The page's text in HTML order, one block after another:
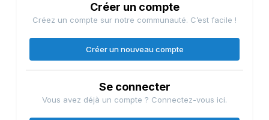
Créer un compte
Créez un compte sur notre communauté. C’est facile !
Créer un nouveau compte
Se connecter
Vous avez déjà un compte ? Connectez-vous ici.